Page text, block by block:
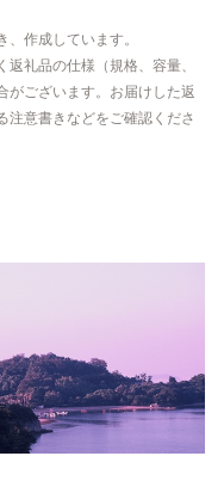
作成しています。
礼品の仕様（規格、容量、
がございます。お届けした返
注意書きなどをご確認くださ